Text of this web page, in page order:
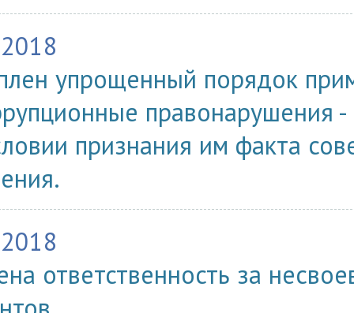
упрощенный порядок
правонарушения -
признания им факта
ответственность за